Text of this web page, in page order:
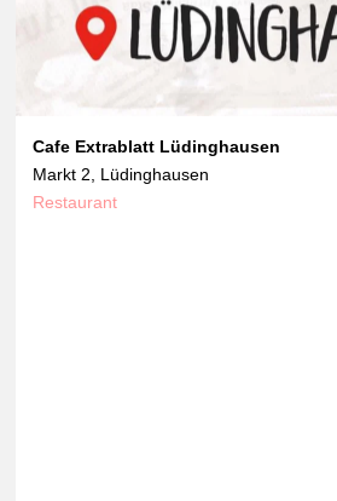
Cafe Extrablatt Lüdinghausen
Markt 2, Lüdinghausen
Restaurant